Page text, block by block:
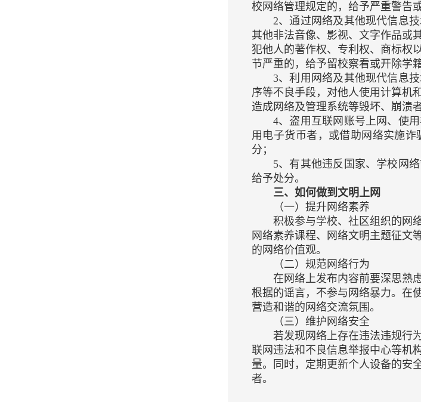
校网络管理规定的，给予严重警告
2、通过网络及其他现代信息
其他非法音像、影视、文字作品或
犯他人的著作权、专利权、商标权
节严重的，给予留校察看或开除学
3、利用网络及其他现代信息
序等不良手段，对他人使用计算机
造成网络及管理系统等毁坏、崩溃
4、盗用互联网账号上网、使
用电子货币者，或借助网络实施
分；
5、有其他违反国家、学校网
给予处分。
三、如何做到文明上网
（一）提升网络素养
积极参与学校、社区组织的网
网络素养课程、网络文明主题征文
的网络价值观。
（二）规范网络行为
在网络上发布内容前要深思熟
根据的谣言，不参与网络暴力。在
营造和谐的网络交流氛围。
（三）维护网络安全
若发现网络上存在违法违规行
联网违法和不良信息举报中心等机
量。同时，定期更新个人设备的安
者。